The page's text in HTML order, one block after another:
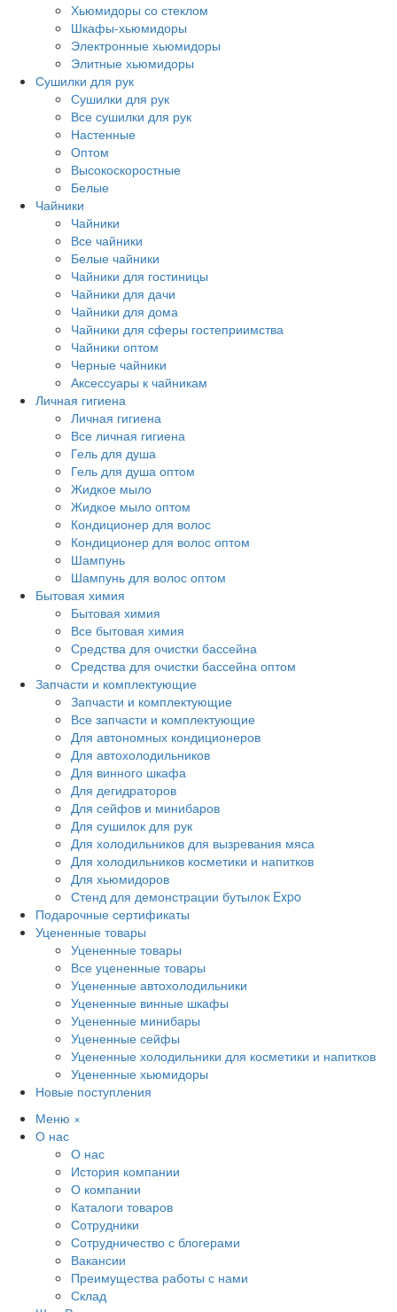
Хьюмидоры со стеклом
Шкафы-хьюмидоры
Электронные хьюмидоры
Элитные хьюмидоры
Сушилки для рук
Сушилки для рук
Все сушилки для рук
Настенные
Оптом
Высокоскоростные
Белые
Чайники
Чайники
Все чайники
Белые чайники
Чайники для гостиницы
Чайники для дачи
Чайники для дома
Чайники для сферы гостеприимства
Чайники оптом
Черные чайники
Аксессуары к чайникам
Личная гигиена
Личная гигиена
Все личная гигиена
Гель для душа
Гель для душа оптом
Жидкое мыло
Жидкое мыло оптом
Кондиционер для волос
Кондиционер для волос оптом
Шампунь
Шампунь для волос оптом
Бытовая химия
Бытовая химия
Все бытовая химия
Средства для очистки бассейна
Средства для очистки бассейна оптом
Запчасти и комплектующие
Запчасти и комплектующие
Все запчасти и комплектующие
Для автономных кондиционеров
Для автохолодильников
Для винного шкафа
Для дегидраторов
Для сейфов и минибаров
Для сушилок для рук
Для холодильников для вызревания мяса
Для холодильников косметики и напитков
Для хьюмидоров
Стенд для демонстрации бутылок Expo
Подарочные сертификаты
Уцененные товары
Уцененные товары
Все уцененные товары
Уцененные автохолодильники
Уцененные винные шкафы
Уцененные минибары
Уцененные сейфы
Уцененные холодильники для косметики и напитков
Уцененные хьюмидоры
Новые поступления
Меню ×
О нас
О нас
История компании
О компании
Каталоги товаров
Сотрудники
Сотрудничество с блогерами
Вакансии
Преимущества работы с нами
Склад